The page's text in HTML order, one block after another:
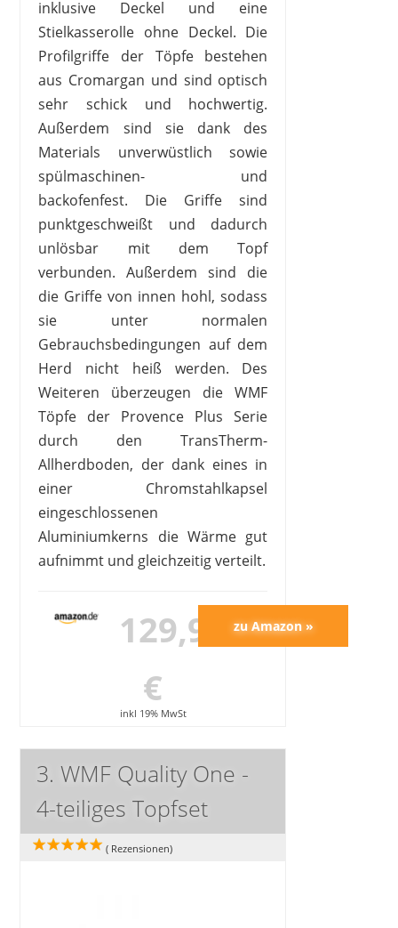
inklusive Deckel und eine
Stielkasserolle ohne Deckel. Die
Profilgriffe der Töpfe bestehen
aus Cromargan und sind optisch
sehr schick und hochwertig.
Außerdem sind sie dank des
Materials unverwüstlich sowie
spülmaschinen- und
backofenfest. Die Griffe sind
punktgeschweißt und dadurch
unlösbar mit dem Topf
verbunden. Außerdem sind die
die Griffe von innen hohl, sodass
sie unter normalen
Gebrauchsbedingungen auf dem
Herd nicht heiß werden. Des
Weiteren überzeugen die WMF
Töpfe der Provence Plus Serie
durch den TransTherm-
Allherdboden, der dank eines in
einer Chromstahlkapsel
eingeschlossenen
Aluminiumkerns die Wärme gut
aufnimmt und gleichzeitig verteilt.
129,98
€
inkl 19% MwSt
3. WMF Quality One -
4-teiliges Topfset
( Rezensionen)